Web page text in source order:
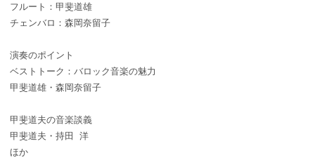
フルート：甲斐道雄
チェンバロ：森岡奈留子
演奏のポイント
ベストトーク：バロック音楽の魅力
甲斐道雄・森岡奈留子
甲斐道夫の音楽談義
甲斐道夫・持田 洋
ほか